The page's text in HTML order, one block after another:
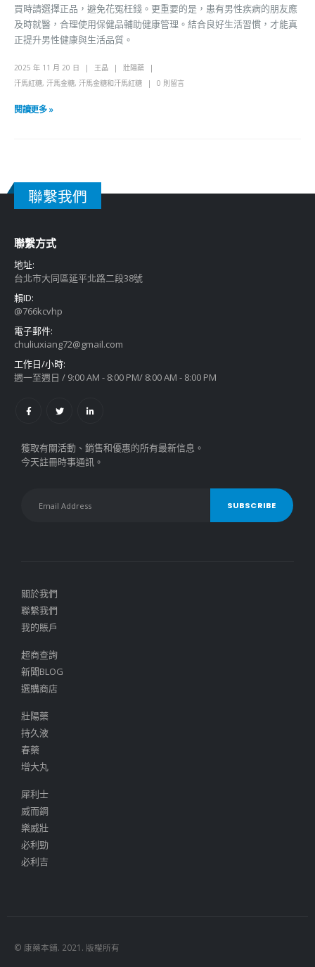
買時請選擇正品，避免花冤枉錢。更重要的是，患有男性疾病的朋友應
及時就醫，合理使用保健品輔助健康管理。結合良好生活習慣，才能真
正提升男性健康與生活品質。
2025 年 11 月 20 日 王晶
壯陽藥
汗馬紅糖, 汗馬金糖, 汗馬金糖和汗馬紅糖 0 則留言
閱讀更多 »
聯繫我們
聯繫方式
地址:
台北市大同區延平北路二段38號
賴ID:
@766kcvhp
電子郵件:
chuliuxiang72@gmail.com
工作日/小時:
週一至週日 / 9:00 AM - 8:00 PM/ 8:00 AM - 8:00 PM
獲取有關活動、銷售和優惠的所有最新信息。
今天註冊時事通訊。
關於我們
聯繫我們
我的賬戶
超商查詢
新聞BLOG
選購商店
壯陽藥
持久液
春藥
增大丸
犀利士
威而鋼
樂威壯
必利勁
必利吉
© 康藥本鋪. 2021. 版權所有